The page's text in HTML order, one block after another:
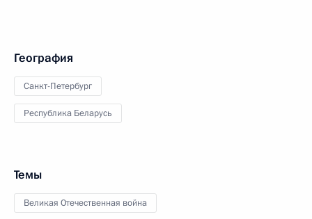
География
Санкт-Петербург
Республика Беларусь
Темы
Великая Отечественная война